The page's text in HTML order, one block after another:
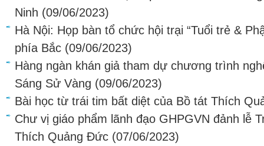
Ninh (09/06/2023)
Hà Nội: Họp bàn tổ chức hội trại “Tuổi trẻ &
phía Bắc (09/06/2023)
Hàng ngàn khán giả tham dự chương trình
Sáng Sử Vàng (09/06/2023)
Bài học từ trái tim bất diệt của Bồ tát Thích
Chư vị giáo phẩm lãnh đạo GHPGVN đảnh lễ
Thích Quảng Đức (07/06/2023)